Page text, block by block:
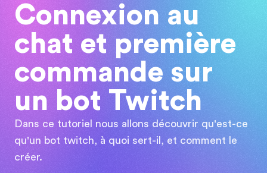
Connexion au
chat et première
commande sur
un bot Twitch
Dans ce tutoriel nous allons découvrir qu'est-ce
qu'un bot twitch, à quoi sert-il, et comment le
créer.